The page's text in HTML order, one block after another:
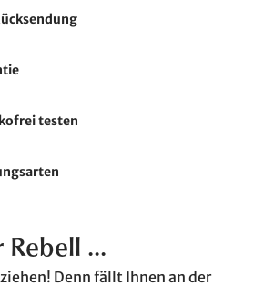
testen
Rebell ...
Denn fällt Ihnen an der